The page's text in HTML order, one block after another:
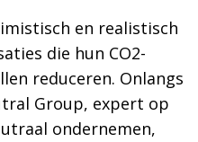
en realistisch
die hun CO2-
reduceren. Onlangs
Group, expert op
ondernemen,